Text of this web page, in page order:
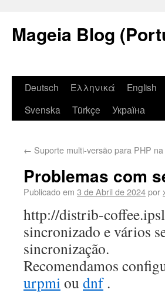
Mageia Blog
Deutsch Ελληνικά English
Svenska
Türkçe Україна
← Suporte multi-versão para PHP
Problemas com
Publicado em 3 de Abril de 2024por
http://distrib-
sincronizado e vários
sincronização.
Recomendamos
urpmiou dnf.